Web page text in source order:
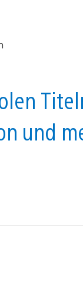
und